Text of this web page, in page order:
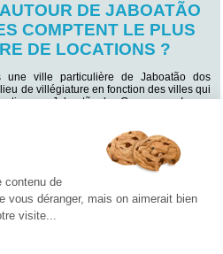
DE JABOATÃO
COMPTENT LE PLUS
DE LOCATIONS ?
une ville particulière de Jaboatão dos
de villégiature en fonction des villes qui
en Jaboatão dos Guararapes !
nous
contenu de
vous déranger, mais on aimerait bien
visite...